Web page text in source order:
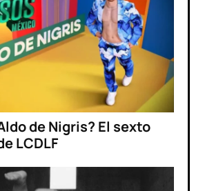
de Nigris? El sexto
LCDLF